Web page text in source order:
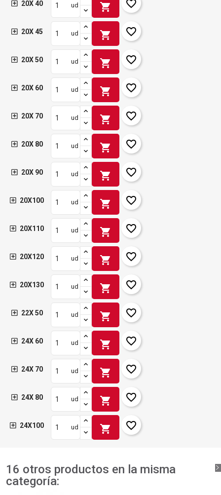
20X 40 ud shopping_cart favorite_border
20X 45 ud shopping_cart favorite_border
20X 50 ud shopping_cart favorite_border
20X 60 ud shopping_cart favorite_border
20X 70 ud shopping_cart favorite_border
20X 80 ud shopping_cart favorite_border
20X 90 ud shopping_cart favorite_border
20X100 ud shopping_cart favorite_border
20X110 ud shopping_cart favorite_border
20X120 ud shopping_cart favorite_border
20X130 ud shopping_cart favorite_border
22X 50 ud shopping_cart favorite_border
24X 60 ud shopping_cart favorite_border
24X 70 ud shopping_cart favorite_border
24X 80 ud shopping_cart favorite_border
24X100 ud shopping_cart favorite_border
16 otros productos en la misma
categoría: